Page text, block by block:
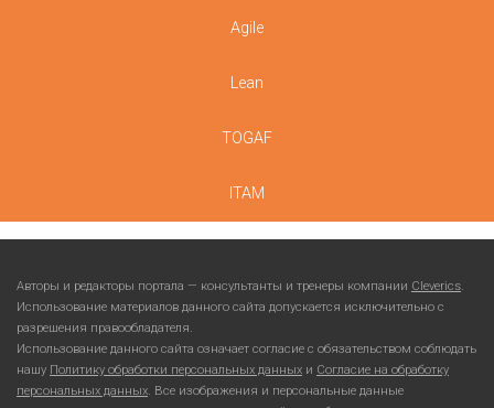
Agile
Lean
TOGAF
ITAM
Авторы и редакторы портала — консультанты и тренеры компании Cleverics.
Использование материалов данного сайта допускается исключительно с
разрешения правообладателя.
Использование данного сайта означает согласие с обязательством соблюдать
нашу Политику обработки персональных данных и Согласие на обработку
персональных данных. Все изображения и персональные данные